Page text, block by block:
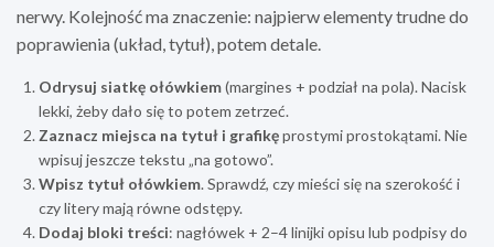
nerwy. Kolejność ma znaczenie: najpierw elementy trudne do
poprawienia (układ, tytuł), potem detale.
Odrysuj siatkę ołówkiem(margines + podział na pola). Nacisk
lekki, żeby dało się to potem zetrzeć.
Zaznacz miejsca na tytuł i grafikęprostymi prostokątami. Nie
wpisuj jeszcze tekstu „na gotowo”.
Wpisz tytuł ołówkiem. Sprawdź, czy mieści się na szerokość i
czy litery mają równe odstępy.
Dodaj bloki treści: nagłówek + 2–4 linijki opisu lub podpisy do